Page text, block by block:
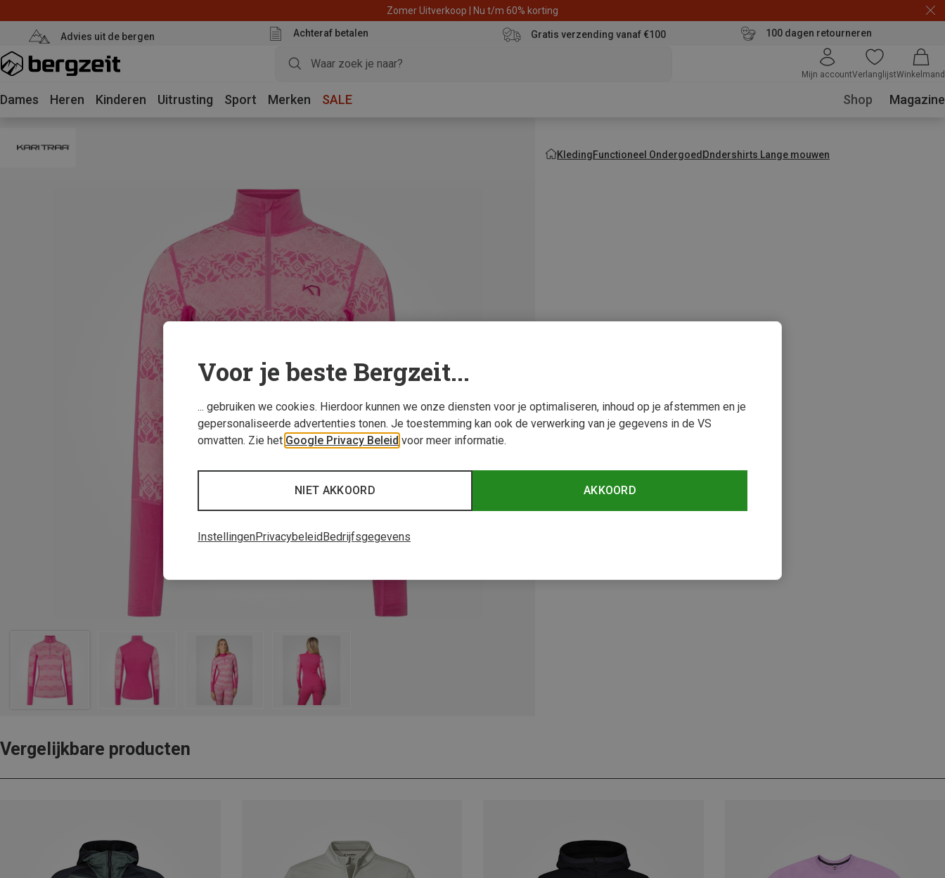
Zomer Uitverkoop | Nu t/m 60% korting
Advies uit de bergen Achteraf betalen Gratis verzending vanaf €100 100 dagen retourneren
Mijn accountVerlanglijstWinkelmand
Dames Heren Kinderen Uitrusting Sport Merken SALE Shop Magazine
KledingFunctioneel OndergoedOndershirts Lange mouwen
Vergelijkbare producten
Voor je beste Bergzeit...
... gebruiken we cookies. Hierdoor kunnen we onze diensten voor je optimaliseren, inhoud op je afstemmen en je
gepersonaliseerde advertenties tonen. Je toestemming kan ook de verwerking van je gegevens in de VS
omvatten. Zie het Google Privacy Beleid voor meer informatie.
AKKOORD
NIET AKKOORD
InstellingenPrivacybeleid Bedrijfsgegevens